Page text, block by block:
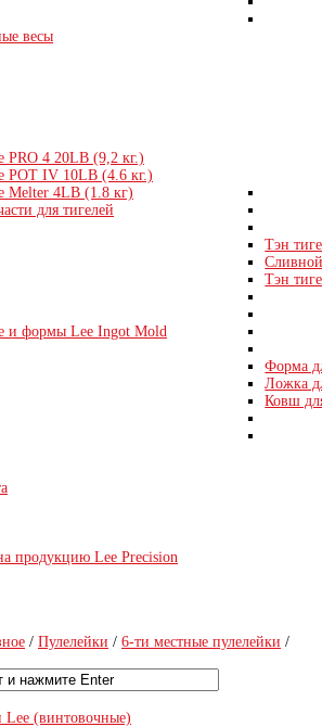
весы
PRO 4 20LB (9,2 кг.)
POT IV 10LB (4.6 кг.)
Melter 4LB (1.8 кг)
для тигелей
Тэн
Тэн
и формы Lee Ingot Mold
Форма
Ложка
Ковш
продукцию Lee Precision
/ Пулелейки / 6-ти местные пулелейки /
Lee (винтовочные)